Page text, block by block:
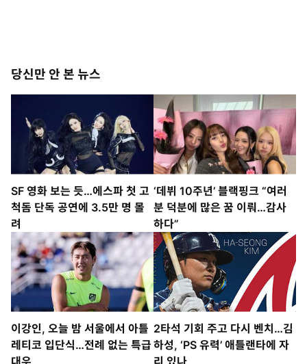
당신만 안 본 뉴스
SF 영화 보는 듯…에스파 첫 고
척돔 단독 공연에 3.5만 명 몰
려
‘데뷔 10주년’ 블랙핑크 “여러
분 덕분에 많은 꿈 이뤄…감사
하다”
이강인, 오늘 밤 서울에서 아틀
레티코 입단식…전례 없는 특급
대우
2타석 기회 주고 다시 벤치…김
하성, ‘PS 유력’ 애틀랜타에 자
리 있나